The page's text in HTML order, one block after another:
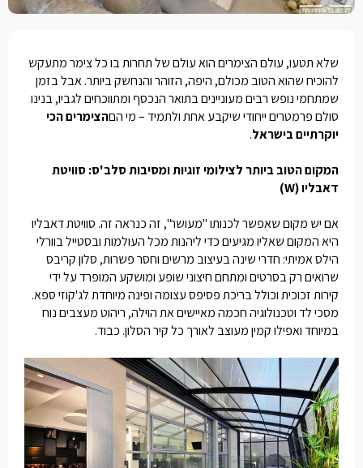
שלא תטעו, עולם הצימרים הוא עולם של תחרות בו כל צימר מתעקש
להוכיח שהוא הטוב מכולם, היפה, הזוהר והנחשק ביותר. אבל בזמן
שמתחמי נופש רבים מעוניינים בתואר הנכסף ומתווכחים לגביו, בנינו
סולם פרמטרים ייחודי שיקבע אחת ולתמיד – מי הםהצימרים הכי
יוקרתיים בישראל.
המקום הטוב ביותר לצילומי זוגיות ומסיבות סלב'ס: סוויטת
דאבליו (W
)
אם יש מקום שאפשר לכנותו "מעושר", זה כנראה זה. סוויטת דאבליו
היא המקום שאליו מגיעים כדי ליהנות מכל העולמות ובסטייל בוורלי
הילס אמיתי: חדרי שינה בעיצוב מרשים וחסר פשרות, סלון קריבס
שרואים רק בסרטים ומתחם חיצוני שופע ומושקע המופרד על ידי
קירות זכוכית וכולל בריכת פסיפס עצומה ופינה מיוחדת לג'קוזי ספא.
מסכי לד וטכנולוגיה חכמה מאיישים את הוילה, ריהוט מעצבים נוח
במיוחד ואפילו קמין מעוצב לאורך כל קיר הסלון. כבוד.